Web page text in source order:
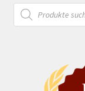
Products
search